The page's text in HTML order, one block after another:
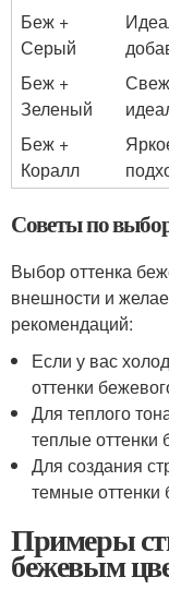
Беж +
Серый
Беж +
Зеленый
Беж +
Коралл
Советы по
Выбор оттенка
внешности и
рекомендаций:
Если у вас
оттенки
Для теплого
теплые оттенки
Для создания
темные оттенки
Примеры
бежевым